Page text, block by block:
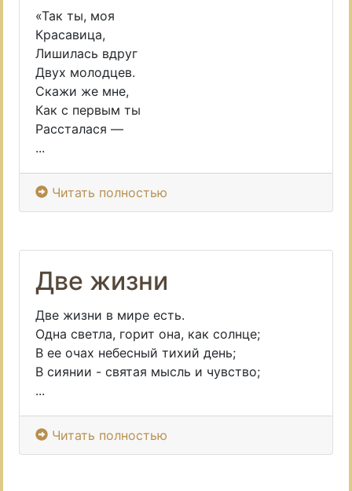
«Так ты, моя
Красавица,
Лишилась вдруг
Двух молодцев.
Скажи же мне,
Как с первым ты
Рассталася —
...
Читать полностью
Две жизни
Две жизни в мире есть.
Одна светла, горит она, как солнце;
В ее очах небесный тихий день;
В сиянии - святая мысль и чувство;
...
Читать полностью